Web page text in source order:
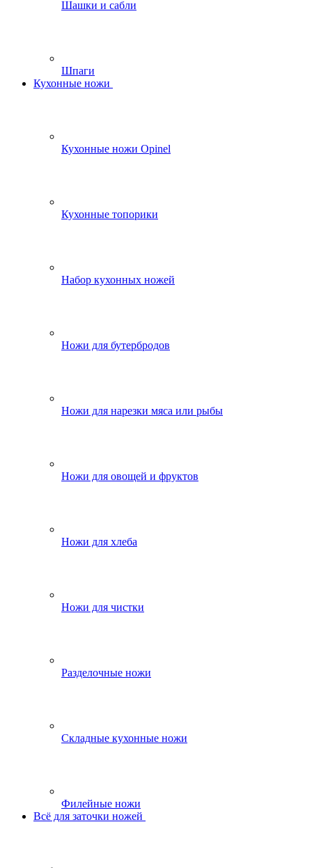
Шашки и сабли
Шпаги
Кухонные ножи
Кухонные ножи Opinel
Кухонные топорики
Набор кухонных ножей
Ножи для бутербродов
Ножи для нарезки мяса или рыбы
Ножи для овощей и фруктов
Ножи для хлеба
Ножи для чистки
Разделочные ножи
Складные кухонные ножи
Филейные ножи
Всё для заточки ножей